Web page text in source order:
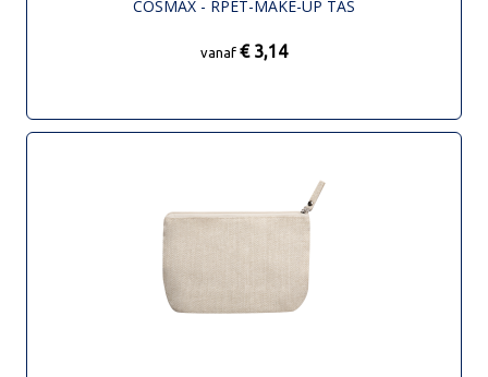
COSMAX - RPET-MAKE-UP TAS
vanaf € 3,14